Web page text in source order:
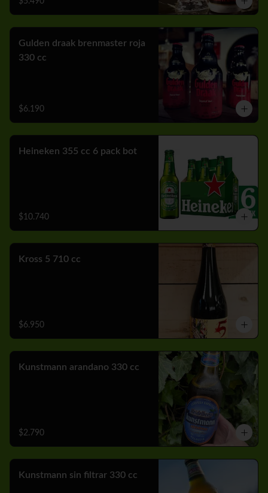
Gulden draak brenmaster roja
330 cc
$6.190
Heineken 355 cc 6 pack bot
$10.740
Kross 5 710 cc
$6.950
Kunstmann arandano 330 cc
$2.790
Kunstmann sin filtrar 330 cc